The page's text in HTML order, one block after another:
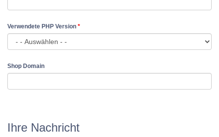
Verwendete PHP Version *
Shop Domain
Ihre Nachricht